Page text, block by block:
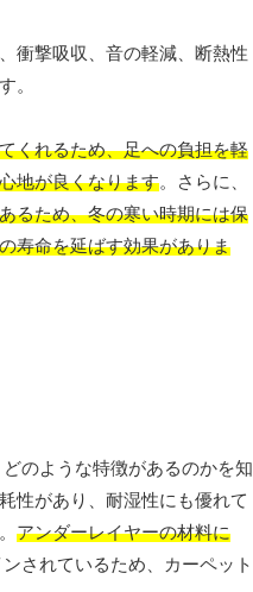
衝撃吸収、音の軽減、断熱性
。
くれるため、足への負担を軽
地が良くなります。さらに、
るため、冬の寒い時期には保
寿命を延ばす効果がありま
のような特徴があるのかを知
性があり、耐湿性にも優れて
アンダーレイヤーの材料に
されているため、カーペット